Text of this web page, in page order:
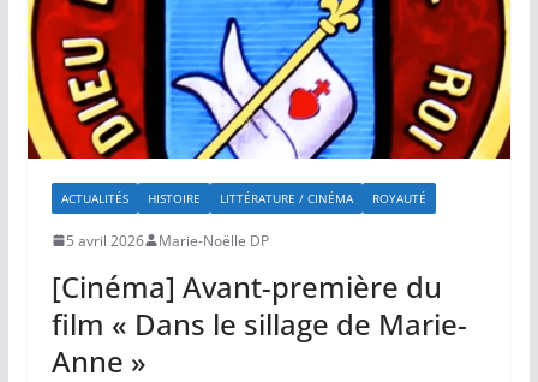
ACTUALITÉS HISTOIRE LITTÉRATURE / CINÉMA ROYAUTÉ
5 avril 2026 Marie-Noëlle DP
[Cinéma] Avant-première du
film « Dans le sillage de Marie-
Anne »